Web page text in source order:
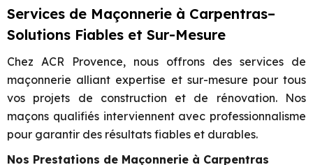
Services de Maçonnerie à Carpentras–
Solutions Fiables et Sur-Mesure
Chez ACR Provence, nous offrons des services de
maçonnerie alliant expertise et sur-mesure pour tous
vos projets de construction et de rénovation. Nos
maçons qualifiés interviennent avec professionnalisme
pour garantir des résultats fiables et durables.
Nos Prestations de Maçonnerie à Carpentras